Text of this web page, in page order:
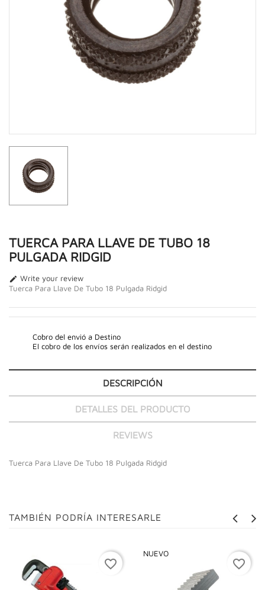
TUERCA PARA LLAVE DE TUBO 18
PULGADA RIDGID
 Write your review
Tuerca Para Llave De Tubo 18 Pulgada Ridgid
Cobro del envió a Destino
El cobro de los envíos serán realizados en el destino
DESCRIPCIÓN
DETALLES DEL PRODUCTO
REVIEWS
Tuerca Para Llave De Tubo 18 Pulgada Ridgid
TAMBIÉN PODRÍA INTERESARLE
favorite_border
NUEVO
favorite_border